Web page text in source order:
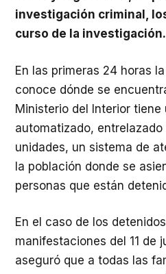
investigación criminal,
curso de la investigación.
En las primeras 24 horas
conoce dónde se
Ministerio del Interior tiene
automatizado,
unidades, un sistema de
la población donde se
personas que están
En el caso de los
manifestaciones del 11 de
aseguró que a todas las